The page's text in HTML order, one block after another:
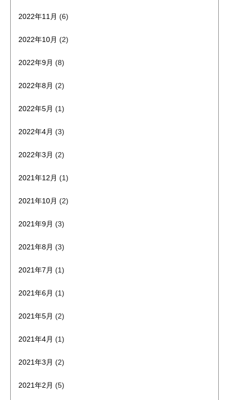
2022年11月 (6)
2022年10月 (2)
2022年9月 (8)
2022年8月 (2)
2022年5月 (1)
2022年4月 (3)
2022年3月 (2)
2021年12月 (1)
2021年10月 (2)
2021年9月 (3)
2021年8月 (3)
2021年7月 (1)
2021年6月 (1)
2021年5月 (2)
2021年4月 (1)
2021年3月 (2)
2021年2月 (5)